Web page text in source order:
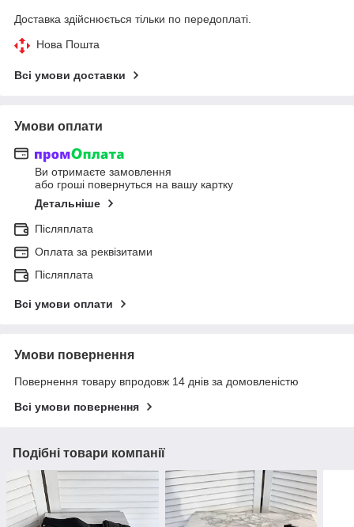
Доставка здійснюється тільки по передоплаті.
Нова Пошта
Всі умови доставки
Умови оплати
Ви отримаєте замовлення
або гроші повернуться на вашу картку
Детальніше
Післяплата
Оплата за реквізитами
Післяплата
Всі умови оплати
Умови повернення
Повернення товару впродовж 14 днів за домовленістю
Всі умови повернення
Подібні товари компанії